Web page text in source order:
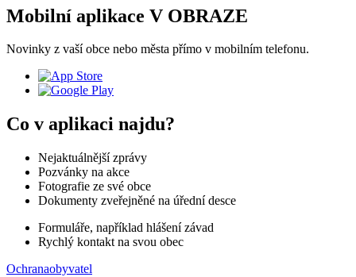
Mobilní aplikace V OBRAZE
Novinky z vaší obce nebo města přímo v mobilním telefonu.
Co v aplikaci najdu?
Nejaktuálnější zprávy
Pozvánky na akce
Fotografie ze své obce
Dokumenty zveřejněné na úřední desce
Formuláře, například hlášení závad
Rychlý kontakt na svou obec
Ochranaobyvatel